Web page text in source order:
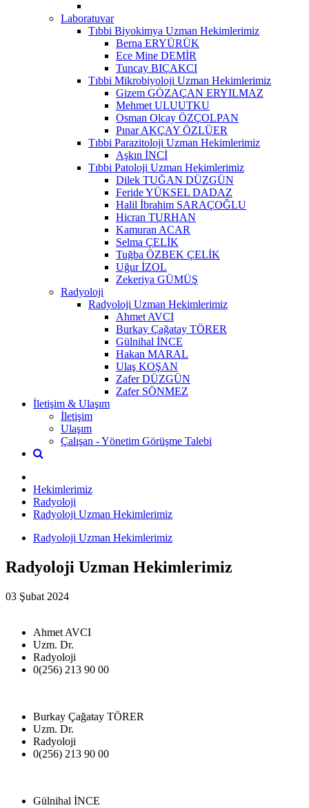
Laboratuvar
Tıbbi Biyokimya Uzman Hekimlerimiz
Berna ERYÜRÜK
Ece Mine DEMİR
Tuncay BIÇAKCI
Tıbbi Mikrobiyoloji Uzman Hekimlerimiz
Gizem GÖZAÇAN ERYILMAZ
Mehmet ULUUTKU
Osman Olcay ÖZÇOLPAN
Pınar AKÇAY ÖZLÜER
Tıbbi Parazitoloji Uzman Hekimlerimiz
Aşkın İNCİ
Tıbbi Patoloji Uzman Hekimlerimiz
Dilek TUĞAN DÜZGÜN
Feride YÜKSEL DADAZ
Halil İbrahim SARAÇOĞLU
Hicran TURHAN
Kamuran ACAR
Selma ÇELİK
Tuğba ÖZBEK ÇELİK
Uğur İZOL
Zekeriya GÜMÜŞ
Radyoloji
Radyoloji Uzman Hekimlerimiz
Ahmet AVCI
Burkay Çağatay TÖRER
Gülnihal İNCE
Hakan MARAL
Ulaş KOŞAN
Zafer DÜZGÜN
Zafer SÖNMEZ
İletişim & Ulaşım
İletişim
Ulaşım
Çalışan - Yönetim Görüşme Talebi
Hekimlerimiz
Radyoloji
Radyoloji Uzman Hekimlerimiz
Radyoloji Uzman Hekimlerimiz
Radyoloji Uzman Hekimlerimiz
03 Şubat 2024
Ahmet AVCI
Uzm. Dr.
Radyoloji
0(256) 213 90 00
Burkay Çağatay TÖRER
Uzm. Dr.
Radyoloji
0(256) 213 90 00
Gülnihal İNCE